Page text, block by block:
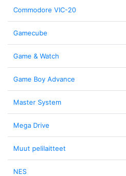
Commodore VIC-20
Gamecube
Game & Watch
Game Boy Advance
Master System
Mega Drive
Muut pelilaitteet
NES